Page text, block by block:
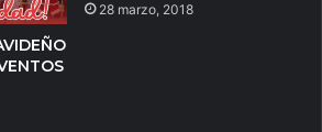
28 marzo, 2018